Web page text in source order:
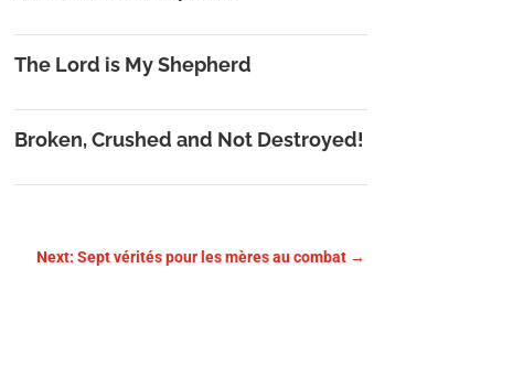
The Lord is My Shepherd
Broken, Crushed and Not Destroyed!
Next: Sept vérités pour les mères au combat→